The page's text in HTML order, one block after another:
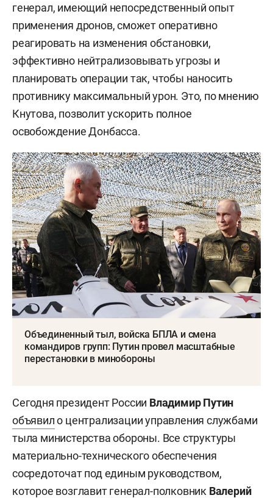
генерал, имеющий непосредственный опыт
применения дронов, сможет оперативно
реагировать на изменения обстановки,
эффективно нейтрализовывать угрозы и
планировать операции так, чтобы наносить
противнику максимальный урон. Это, по мнению
Кнутова, позволит ускорить полное
освобождение Донбасса.
Объединенный тыл, войска БПЛА и смена
командиров групп: Путин провел масштабные
перестановки в минобороны
Сегодня президент России Владимир Путин
объявило централизации управления службами
тыла министерства обороны. Все структуры
материально-технического обеспечения
сосредоточат под единым руководством,
которое возглавит генерал-полковник Валерий